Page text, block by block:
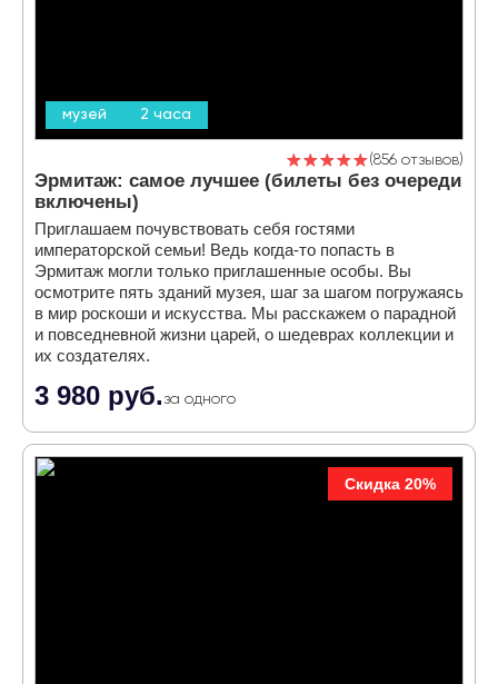
музей 2 часа
856 отзывов
Эрмитаж: самое лучшее (билеты без очереди
включены)
Приглашаем почувствовать себя гостями
императорской семьи! Ведь когда-то попасть в
Эрмитаж могли только приглашенные особы. Вы
осмотрите пять зданий музея, шаг за шагом погружаясь
в мир роскоши и искусства. Мы расскажем о парадной
и повседневной жизни царей, о шедеврах коллекции и
их создателях.
3 980 руб. за одного
Скидка 20%